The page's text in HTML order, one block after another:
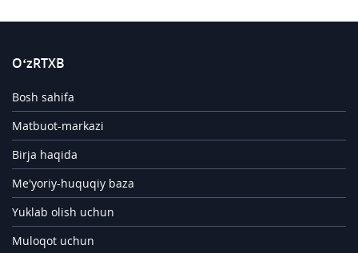
O‘zRTXB
Bosh sahifa
Matbuot-markazi
Birja haqida
Me'yoriy-huquqiy baza
Yuklab olish uchun
Muloqot uchun